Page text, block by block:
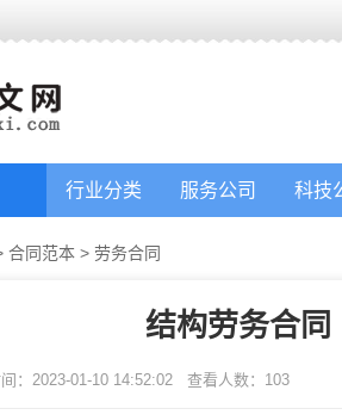
行业分类 服务公司 科技
合同范本 > 劳务合同
结构劳务合同
：2023-01-10 14:52:02 查看人数： 103